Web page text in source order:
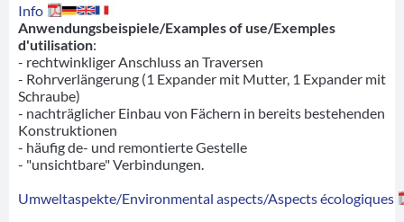
Info
Anwendungsbeispiele/Examples of use/Exemples
d'utilisation:
- rechtwinkliger Anschluss an Traversen
- Rohrverlängerung (1 Expander mit Mutter, 1 Expander mit
Schraube)
- nachträglicher Einbau von Fächern in bereits bestehenden
Konstruktionen
- häufig de- und remontierte Gestelle
- "unsichtbare" Verbindungen.
Umweltaspekte/Environmental aspects/Aspects écologiques